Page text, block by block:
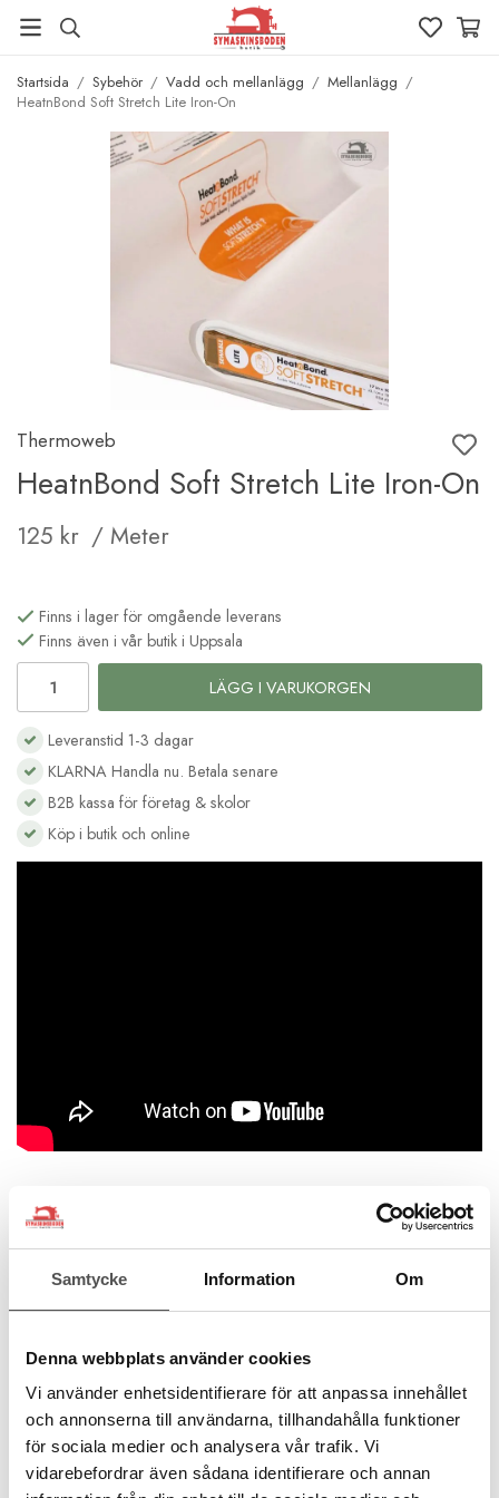
Samtycke Information Om
Denna webbplats använder cookies
Vi använder enhetsidentifierare för att anpassa innehållet
och annonserna till användarna, tillhandahålla funktioner
för sociala medier och analysera vår trafik. Vi
vidarebefordrar även sådana identifierare och annan
Startsida / Sybehör / Vadd och mellanlägg / Mellanlägg /
HeatnBond Soft Stretch Lite Iron-On
Thermoweb
HeatnBond Soft Stretch Lite Iron-On
125 kr / Meter
Finns i lager för omgående leverans
Finns även i vår butik i Uppsala
LÄGG I VARUKORGEN
Leveranstid 1-3 dagar
KLARNA Handla nu. Betala senare
B2B kassa för företag & skolor
Köp i butik och online
Recensioner
HeatnBond Soft Stretch Lite Iron-On,
metervara
påstrykningsväv specialdesignat för att röra sig med stretchtyg
samtidigt som det bibehåller stark fästförmåga. För att
sammanfoga flera lager av tyger för applikationer och fålla plagg
med stretch. Stickat, stretchdenim, spandex, jerseytyger, fleece
och flanell
Stryks fast på baksidan av applikationen eller fållen med